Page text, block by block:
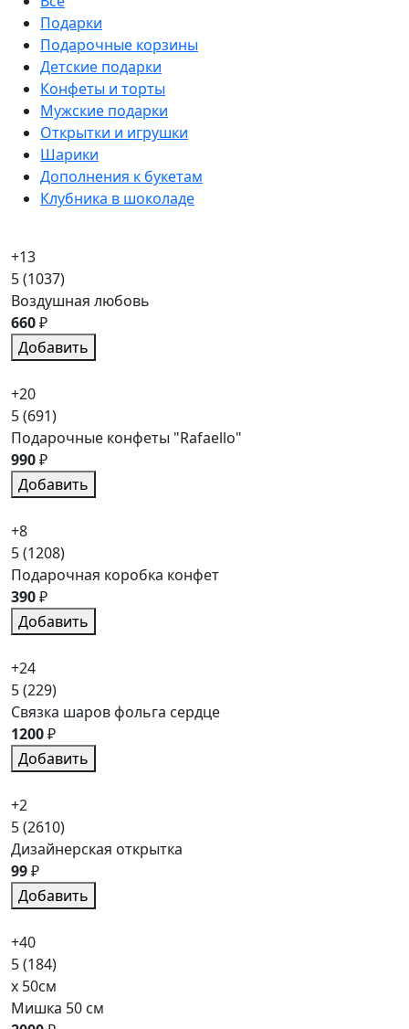
Подарки
Подарочные корзины
Детские подарки
Конфеты и торты
Мужские подарки
Открытки и игрушки
Шарики
Дополнения к букетам
Клубника в шоколаде
+13
5(1037)
Воздушная любовь
660₽
Добавить
+20
5(691)
Подарочные конфеты "Rafaello"
990₽
Добавить
+8
5(1208)
Подарочная коробка конфет
390₽
Добавить
+24
5(229)
Связка шаров фольга сердце
1200₽
Добавить
+2
5(2610)
Дизайнерская открытка
99₽
Добавить
+40
5(184)
x 50см
Мишка 50 см